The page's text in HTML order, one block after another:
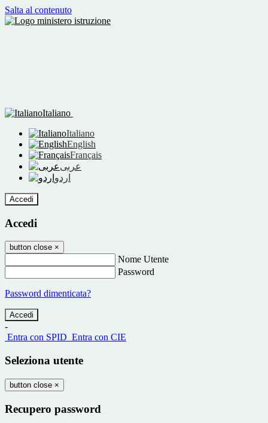
Salta al contenuto
Italiano
Italiano
English
Français
عربى
اردو
Accedi
Accedi
button close ×
Nome Utente
Password
Password dimenticata?
-
Entra con SPID Entra con CIE
Seleziona utente
button close ×
Recupero password